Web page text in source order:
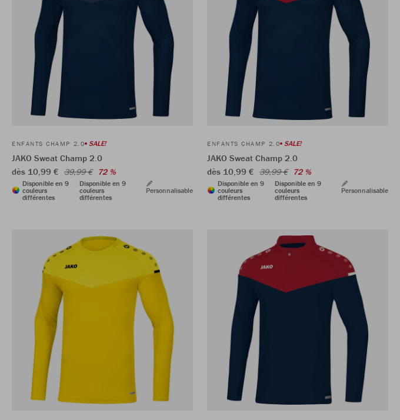
ENFANTS CHAMP 2.0 SALE!
JAKO Sweat Champ 2.0
dès 10,99 € 39,99 € 72 %
Disponible en 9
couleurs
différentes
Disponible en 9
couleurs
différentes
Personnalisable
ENFANTS CHAMP 2.0 SALE!
JAKO Sweat Champ 2.0
dès 10,99 € 39,99 € 72 %
Disponible en 9
couleurs
différentes
Disponible en 9
couleurs
différentes
Personnalisable